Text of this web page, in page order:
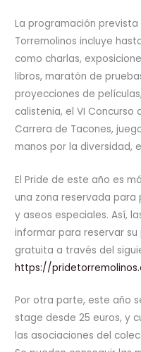
La programación
Torremolinos incluye
como charlas,
libros, maratón de
proyecciones de
calistenia, el VI Concurso
Carrera de Tacones,
manos por la diversidad,
El Pride de este año es
una zona reservada para
y aseos especiales. Así,
informar para reservar
gratuita a través del
https://
Por otra parte, este año
stage desde 25 euros, y
las asociaciones del